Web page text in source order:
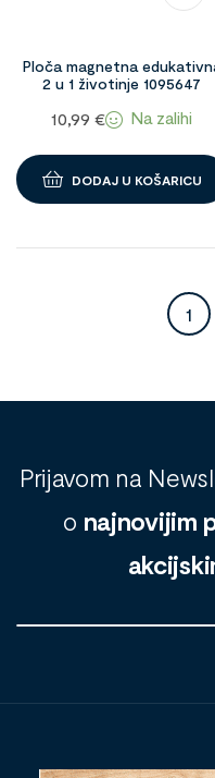
Ploča magnetna
2 u 1 životinje 1095647
10,99 € Na zalihi
DODAJ U KOŠARICU
1
Prijavom na
o najnovijim